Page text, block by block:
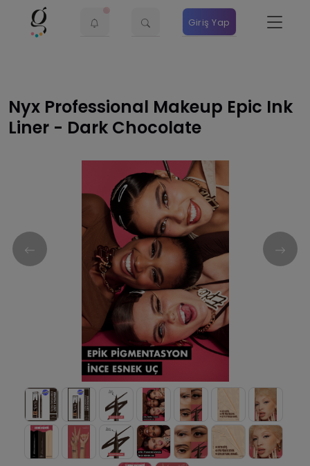
Giriş Yap
Nyx Professional Makeup Epic Ink
Liner - Dark Chocolate